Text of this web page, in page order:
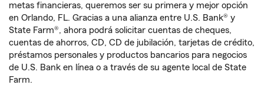
metas financieras, queremos ser su primera y mejor opción
en Orlando, FL. Gracias a una alianza entre U.S. Bank® y
State Farm®, ahora podrá solicitar cuentas de cheques,
cuentas de ahorros, CD, CD de jubilación, tarjetas de crédito,
préstamos personales y productos bancarios para negocios
de U.S. Bank en línea o a través de su agente local de State
Farm.